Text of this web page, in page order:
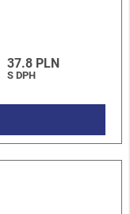
37.8 PLN
S DPH